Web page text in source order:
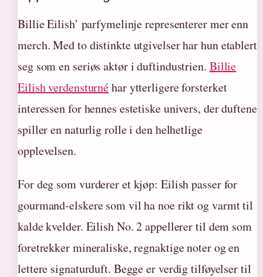
Billie Eilish’ parfymelinje representerer mer enn
merch. Med to distinkte utgivelser har hun etablert
seg som en seriøs aktør i duftindustrien. Billie
Eilish verdensturnéhar ytterligere forsterket
interessen for hennes estetiske univers, der duftene
spiller en naturlig rolle i den helhetlige
opplevelsen.
For deg som vurderer et kjøp: Eilish passer for
gourmand-elskere som vil ha noe rikt og varmt til
kalde kvelder. Eilish No. 2 appellerer til dem som
foretrekker mineraliske, regnaktige noter og en
lettere signaturduft. Begge er verdig tilføyelser til